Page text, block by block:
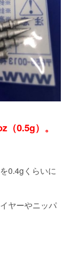
0.5g）。
0.4gくらいに
ヤーやニッパ